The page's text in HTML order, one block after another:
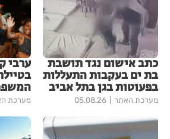
כתב אישום נגד תושבת
בת ים בעקבות התעללות
בפעוטות בגן בתל אביב
מערכת האתר 05.08.26
ערבי
מערכת